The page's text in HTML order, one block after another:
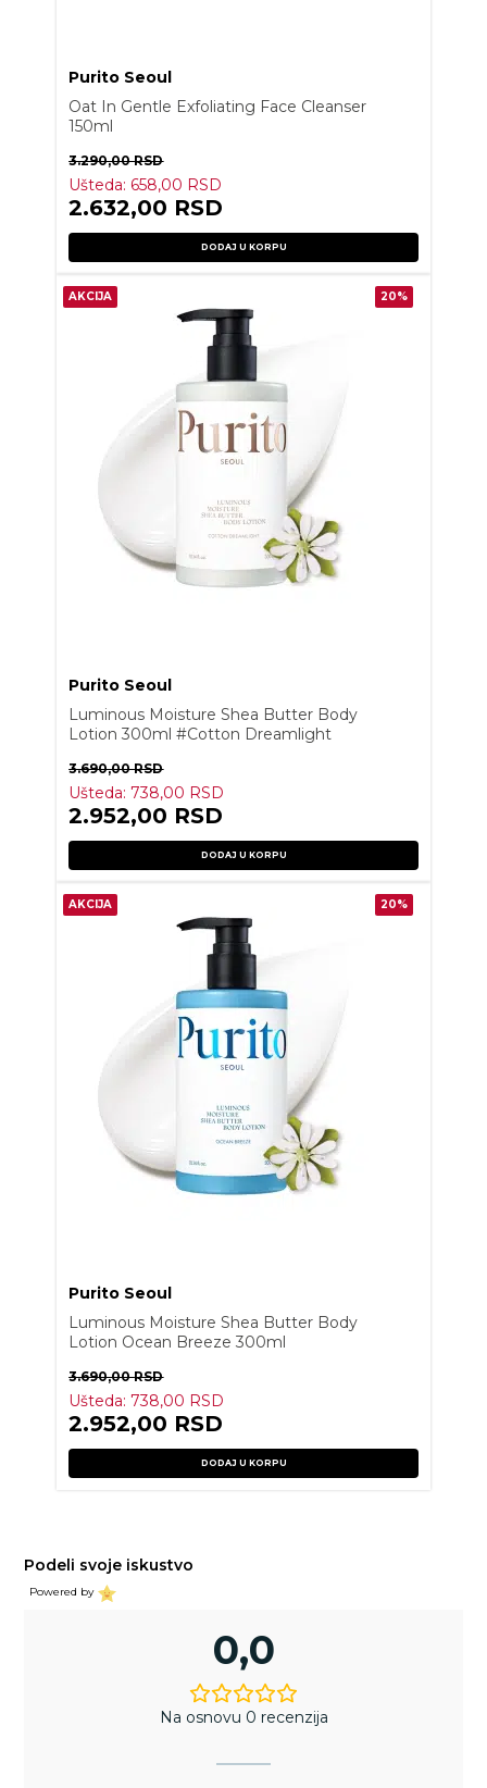
Purito Seoul
Oat In Gentle Exfoliating Face Cleanser
150ml
3.290,00RSD
Ušteda: 658,00 RSD
2.632,00 RSD
DODAJ U KORPU
AKCIJA 20%
Purito Seoul
Luminous Moisture Shea Butter Body
Lotion 300ml #Cotton Dreamlight
3.690,00RSD
Ušteda:738,00 RSD
2.952,00 RSD
DODAJ U KORPU
AKCIJA 20%
Purito Seoul
Luminous Moisture Shea Butter Body
Lotion Ocean Breeze 300ml
3.690,00RSD
Ušteda:738,00 RSD
2.952,00 RSD
DODAJ U KORPU
Podeli svoje iskustvo
Powered by
0,0
Na osnovu 0 recenzija